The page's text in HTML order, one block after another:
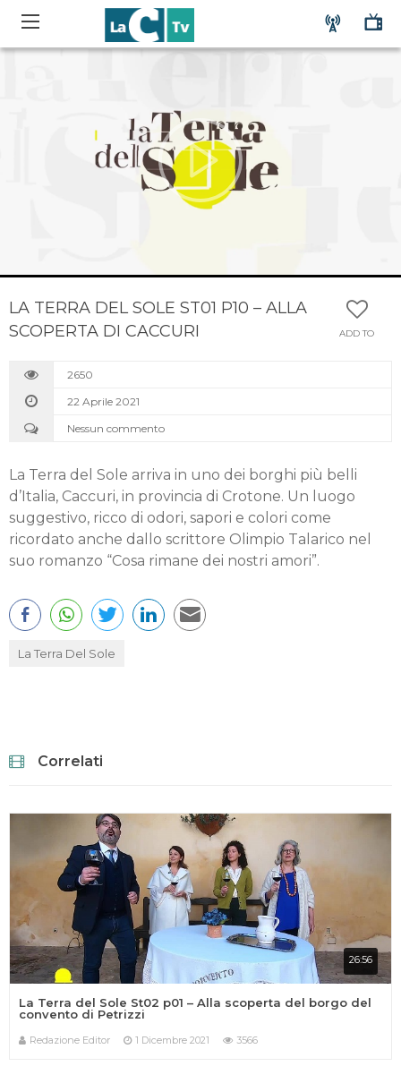
ADD TO
LA TERRA DEL SOLE ST01 P10 – ALLA
SCOPERTA DI CACCURI
2650
22 Aprile 2021
Nessun commento
La Terra del Sole arriva in uno dei borghi più belli
d’Italia, Caccuri, in provincia di Crotone. Un luogo
suggestivo, ricco di odori, sapori e colori come
ricordato anche dallo scrittore Olimpio Talarico nel
suo romanzo “Cosa rimane dei nostri amori”.
La Terra Del Sole
Correlati
26:56
La Terra del Sole St02 p01 – Alla scoperta del borgo del
convento di Petrizzi
Redazione Editor 1 Dicembre 2021 3566